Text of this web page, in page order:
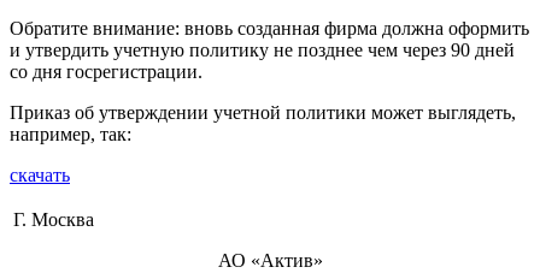
Обратите внимание: вновь созданная фирма должна оформить
и утвердить учетную политику не позднее чем через 90 дней
со дня госрегистрации.
Приказ об утверждении учетной политики может выглядеть,
например, так:
скачать
Г. Москва
АО «Актив»